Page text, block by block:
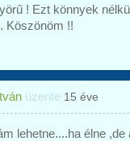
! Ezt könnyek
Köszönöm !!
üzente 15 éve
lehetne....ha élne